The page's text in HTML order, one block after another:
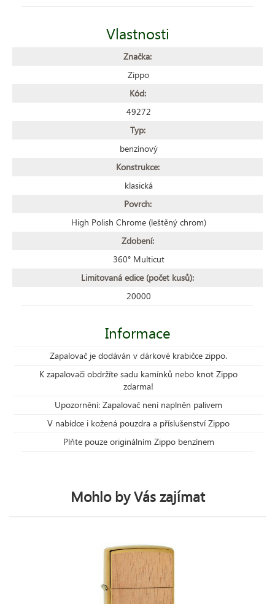
Vlastnosti
Značka:
Zippo
Kód:
49272
Typ:
benzínový
Konstrukce:
klasická
Povrch:
High Polish Chrome (leštěný chrom)
Zdobení:
360° Multicut
Limitovaná edice (počet kusů):
20000
Informace
Zapalovač je dodáván v dárkové krabičce zippo.
K zapalovači obdržíte sadu kamínků nebo knot Zippo
zdarma!
Upozornění: Zapalovač není naplněn palivem
V nabídce i kožená pouzdra a příslušenství Zippo
Plňte pouze originálním Zippo benzínem
Mohlo by Vás zajímat